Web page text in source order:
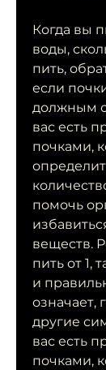
Когда вы
воды,
пить,
если
должным
вас есть
почками,
помочь
веществ.
пить от 1,
и
означает,
другие
вас есть
почками,